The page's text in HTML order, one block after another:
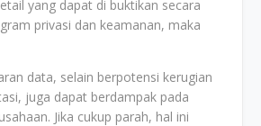
yang dapat di buktikan secara
privasi dan keamanan, maka
data, selain berpotensi kerugian
juga dapat berdampak pada
Jika cukup parah, hal ini